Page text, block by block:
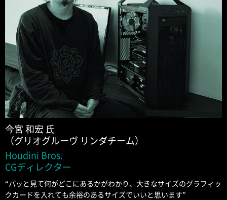
今宮 和宏 氏
（グリオグルーヴ リンダチーム）
Houdini Bros.
CGディレクター
“パッと見て何がどこにあるかがわかり、大きなサイズのグラフィッ
クカードを入れても余裕のあるサイズでいいと思います”